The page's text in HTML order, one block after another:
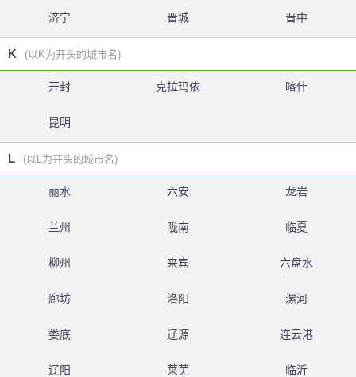
济宁 晋城 晋中
K (以K为开头的城市名)
开封 克拉玛依 喀什
昆明
L (以L为开头的城市名)
丽水 六安 龙岩
兰州 陇南 临夏
柳州 来宾 六盘水
廊坊 洛阳 漯河
娄底 辽源 连云港
辽阳 莱芜 临沂